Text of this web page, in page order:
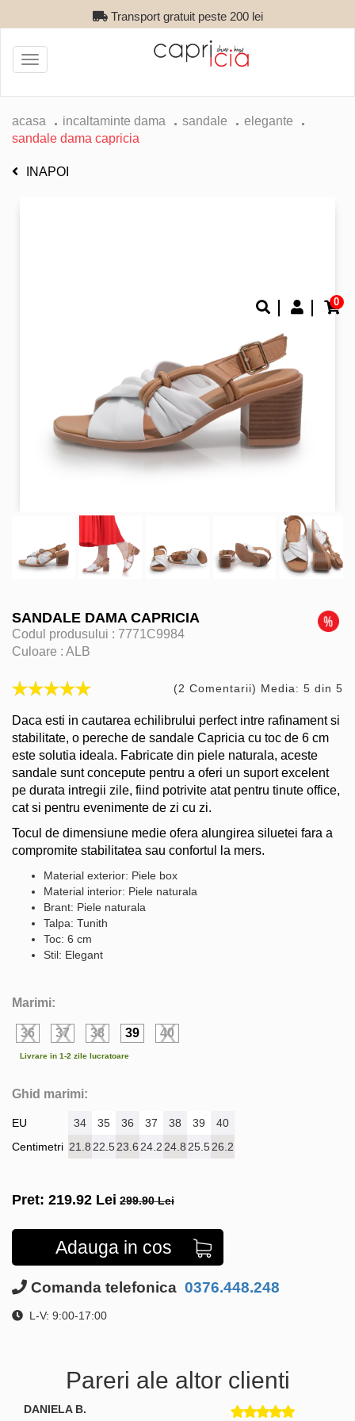
Transport gratuit peste 200 lei
0
Toggle
navigation
acasa incaltaminte dama sandale
elegante
sandale dama capricia
INAPOI
SANDALE DAMA CAPRICIA
Codul produsului : 7771C9984
Culoare : ALB
(2 Comentarii) Media: 5 din 5
Daca esti in cautarea echilibrului perfect intre rafinament si
stabilitate, o pereche de sandale Capricia cu toc de 6 cm
este solutia ideala. Fabricate din piele naturala, aceste
sandale sunt concepute pentru a oferi un suport excelent
pe durata intregii zile, fiind potrivite atat pentru tinute office,
cat si pentru evenimente de zi cu zi.
Tocul de dimensiune medie ofera alungirea siluetei fara a
compromite stabilitatea sau confortul la mers.
Material exterior: Piele box
Material interior: Piele naturala
Brant: Piele naturala
Talpa: Tunith
Toc: 6 cm
Stil: Elegant
Marimi:
36 37 38 39 40
Livrare in 1-2 zile lucratoare
Ghid marimi:
EU
Centimetri
34 35 36 37 38 39
40
21.8 22.523.6 24.2 24.8 25.526.2
Pret: 219.92 Lei 299.90 Lei
Adauga in cos
Comanda telefonica 0376.448.248
L-V: 9:00-17:00
Pareri ale altor clienti
DANIELA B.